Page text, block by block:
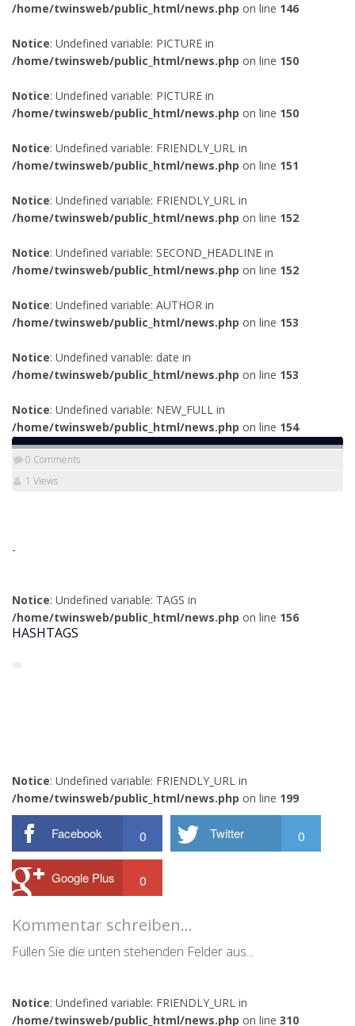
/home/twinsweb/public_html/news.php on line 146
Notice: Undefined variable: PICTURE in
/home/twinsweb/public_html/news.php on line 150
Notice: Undefined variable: PICTURE in
/home/twinsweb/public_html/news.php on line 150
Notice: Undefined variable: FRIENDLY_URL in
/home/twinsweb/public_html/news.php on line 151
Notice: Undefined variable: FRIENDLY_URL in
/home/twinsweb/public_html/news.php on line 152
Notice: Undefined variable: SECOND_HEADLINE in
/home/twinsweb/public_html/news.php on line 152
Notice: Undefined variable: AUTHOR in
/home/twinsweb/public_html/news.php on line 153
Notice: Undefined variable: date in
/home/twinsweb/public_html/news.php on line 153
Notice: Undefined variable: NEW_FULL in
/home/twinsweb/public_html/news.php on line 154
0 Comments
1 Views
-
Notice: Undefined variable: TAGS in
/home/twinsweb/public_html/news.php on line 156
HASHTAGS
Notice: Undefined variable: FRIENDLY_URL in
/home/twinsweb/public_html/news.php on line 199
Facebook 0 Twitter 0
Google Plus 0
Kommentar schreiben...
Füllen Sie die unten stehenden Felder aus...
Notice: Undefined variable: FRIENDLY_URL in
/home/twinsweb/public_html/news.php on line 310